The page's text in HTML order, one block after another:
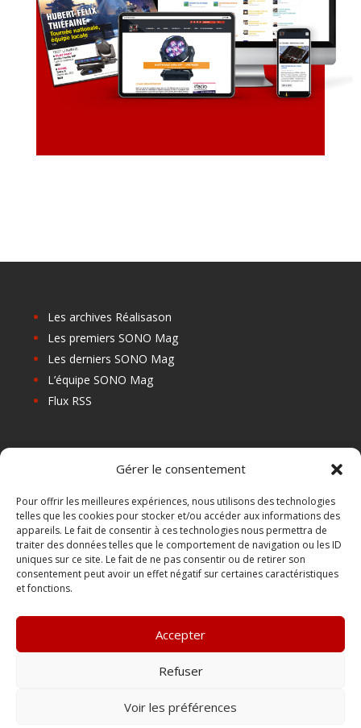
Gérer le consentement
Pour offrir les meilleures expériences, nous utilisons des technologies
telles que les cookies pour stocker et/ou accéder aux informations des
appareils. Le fait de consentir à ces technologies nous permettra de
traiter des données telles que le comportement de navigation ou les ID
uniques sur ce site. Le fait de ne pas consentir ou de retirer son
consentement peut avoir un effet négatif sur certaines caractéristiques
et fonctions.
Accepter
Refuser
Voir les préférences
Les archives Réalisason
Les premiers SONO Mag
Les derniers SONO Mag
L’équipe SONO Mag
Flux RSS
Les Centres de Formation
Les Points Relais
Localiser Point Relais
Mon Compte
Contact